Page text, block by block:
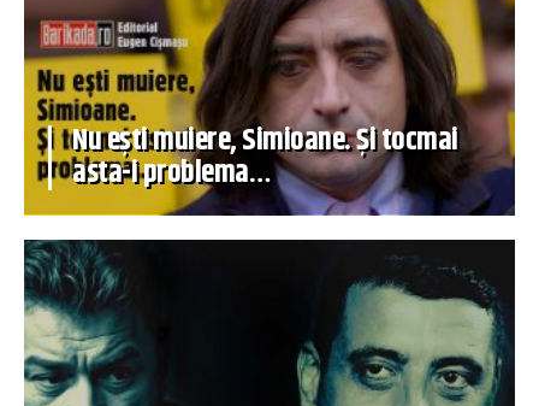
Nu ești muiere, Simioane. Și tocmai
asta-i problema…